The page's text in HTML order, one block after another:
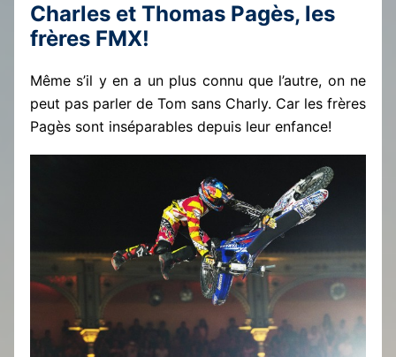
Charles et Thomas Pagès, les
frères FMX!
Même s’il y en a un plus connu que l’autre, on ne
peut pas parler de Tom sans Charly. Car les frères
Pagès sont inséparables depuis leur enfance!